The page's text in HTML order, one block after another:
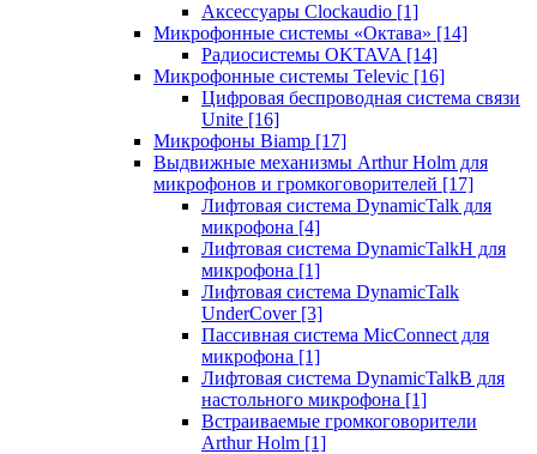
Аксессуары Clockaudio [1]
Микрофонные системы «Октава» [14]
Радиосистемы OKTAVA [14]
Микрофонные системы Televic [16]
Цифровая беспроводная система связи
Unite [16]
Микрофоны Biamp [17]
Выдвижные механизмы Arthur Holm для
микрофонов и громкоговорителей [17]
Лифтовая система DynamicTalk для
микрофона [4]
Лифтовая система DynamicTalkH для
микрофона [1]
Лифтовая система DynamicTalk
UnderCover [3]
Пассивная система MicConnect для
микрофона [1]
Лифтовая система DynamicTalkB для
настольного микрофона [1]
Встраиваемые громкоговорители
Arthur Holm [1]